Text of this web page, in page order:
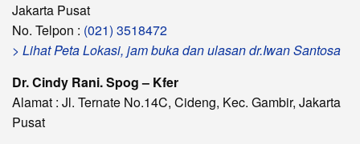
Jakarta Pusat
No. Telpon : (021) 3518472
> Lihat Peta Lokasi, jam buka dan ulasan dr.Iwan Santosa
Dr. Cindy Rani. Spog – Kfer
Alamat : Jl. Ternate No.14C, Cideng, Kec. Gambir, Jakarta
Pusat